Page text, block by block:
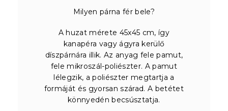
Milyen párna fér bele?
A huzat mérete 45x45 cm, így
kanapéra vagy ágyra kerülő
díszpárnára illik. Az anyag fele pamut,
fele mikroszál-poliészter. A pamut
lélegzik, a poliészter megtartja a
formáját és gyorsan szárad. A betétet
könnyedén becsúsztatja.